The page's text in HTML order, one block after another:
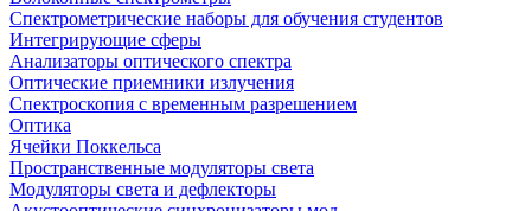
Спектрометрические наборы для обучения студентов
Интегрирующие сферы
Анализаторы оптического спектра
Оптические приемники излучения
Спектроскопия с временным разрешением
Оптика
Ячейки Поккельса
Пространственные модуляторы света
Модуляторы света и дефлекторы